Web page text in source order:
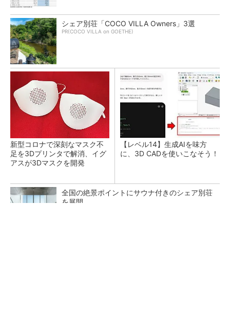
シェア別荘「COCO VILLA Owners」3選
PR(COCO VILLA on GOETHE)
新型コロナで深刻なマスク不
足を3Dプリンタで解消、イグ
アスが3Dマスクを開発
【レベル14】生成AIを味方
に、3D CADを使いこなそう！
全国の絶景ポイントにサウナ付きのシェア別荘
を展開